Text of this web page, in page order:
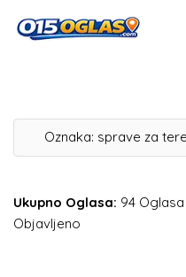
Oznaka: sprave za
Ukupno Oglasa: 94 Oglasa
Objavljeno